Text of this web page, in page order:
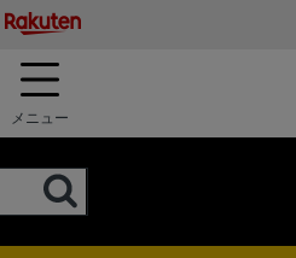
メニュー